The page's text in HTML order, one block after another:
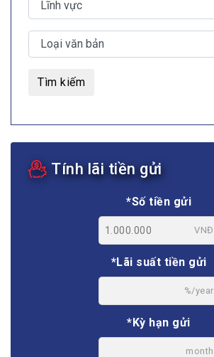
Tìm kiếm
Tính lãi tiền gửi
*Số tiền gửi
VNĐ
*Lãi suất tiền gửi
%/year
*Kỳ hạn gửi
month